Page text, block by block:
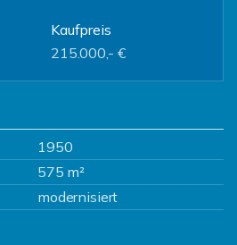
Kaufpreis
215.000,- €
1950
575 m²
modernisiert